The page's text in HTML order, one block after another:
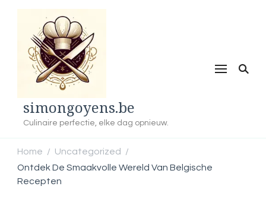
simongoyens.be
Culinaire perfectie, elke dag opnieuw.
Home / Uncategorized
/
Ontdek De Smaakvolle Wereld Van Belgische
Recepten